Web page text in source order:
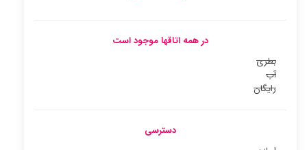
در همه اتاقها موجود است
بطری
آب
رایگان
دسترسی